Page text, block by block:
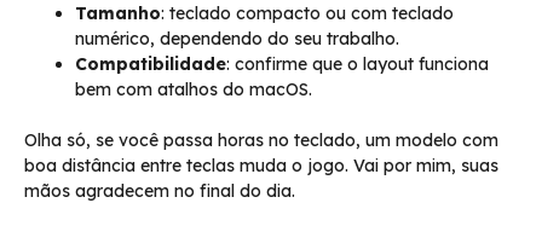
Tamanho: teclado compacto ou com teclado
numérico, dependendo do seu trabalho.
Compatibilidade: confirme que o layout funciona
bem com atalhos do macOS.
Olha só, se você passa horas no teclado, um modelo com
boa distância entre teclas muda o jogo. Vai por mim, suas
mãos agradecem no final do dia.